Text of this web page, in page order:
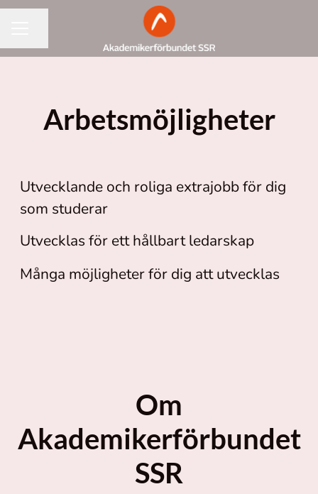
Arbetsmöjligheter
Utvecklande och roliga extrajobb för dig
som studerar
Mentorskapsprogram för chefer
Utvecklas för ett hållbart ledarskap
Många möjligheter för dig att utvecklas
Om
Akademikerförbundet
SSR